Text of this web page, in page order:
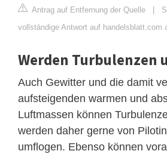
Antrag auf Entfernung der Quelle |
vollständige Antwort auf handelsblatt.com
Werden Turbulenzen
Auch Gewitter und die damit
aufsteigenden warmen und
Luftmassen können
werden daher gerne von
umflogen. Ebenso können